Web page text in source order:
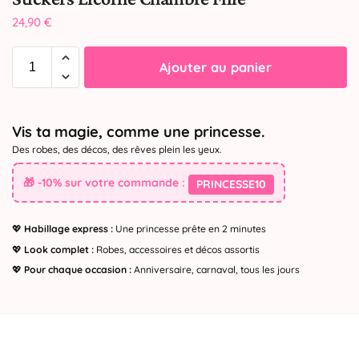
24,90 €
Ajouter au panier
Vis ta magie, comme une princesse.
Des robes, des décos, des rêves plein les yeux.
🎁 -10% sur votre commande : PRINCESSE10
💖 Habillage express : Une princesse prête en 2 minutes
💖 Look complet : Robes, accessoires et décos assortis
💖 Pour chaque occasion : Anniversaire, carnaval, tous les jours